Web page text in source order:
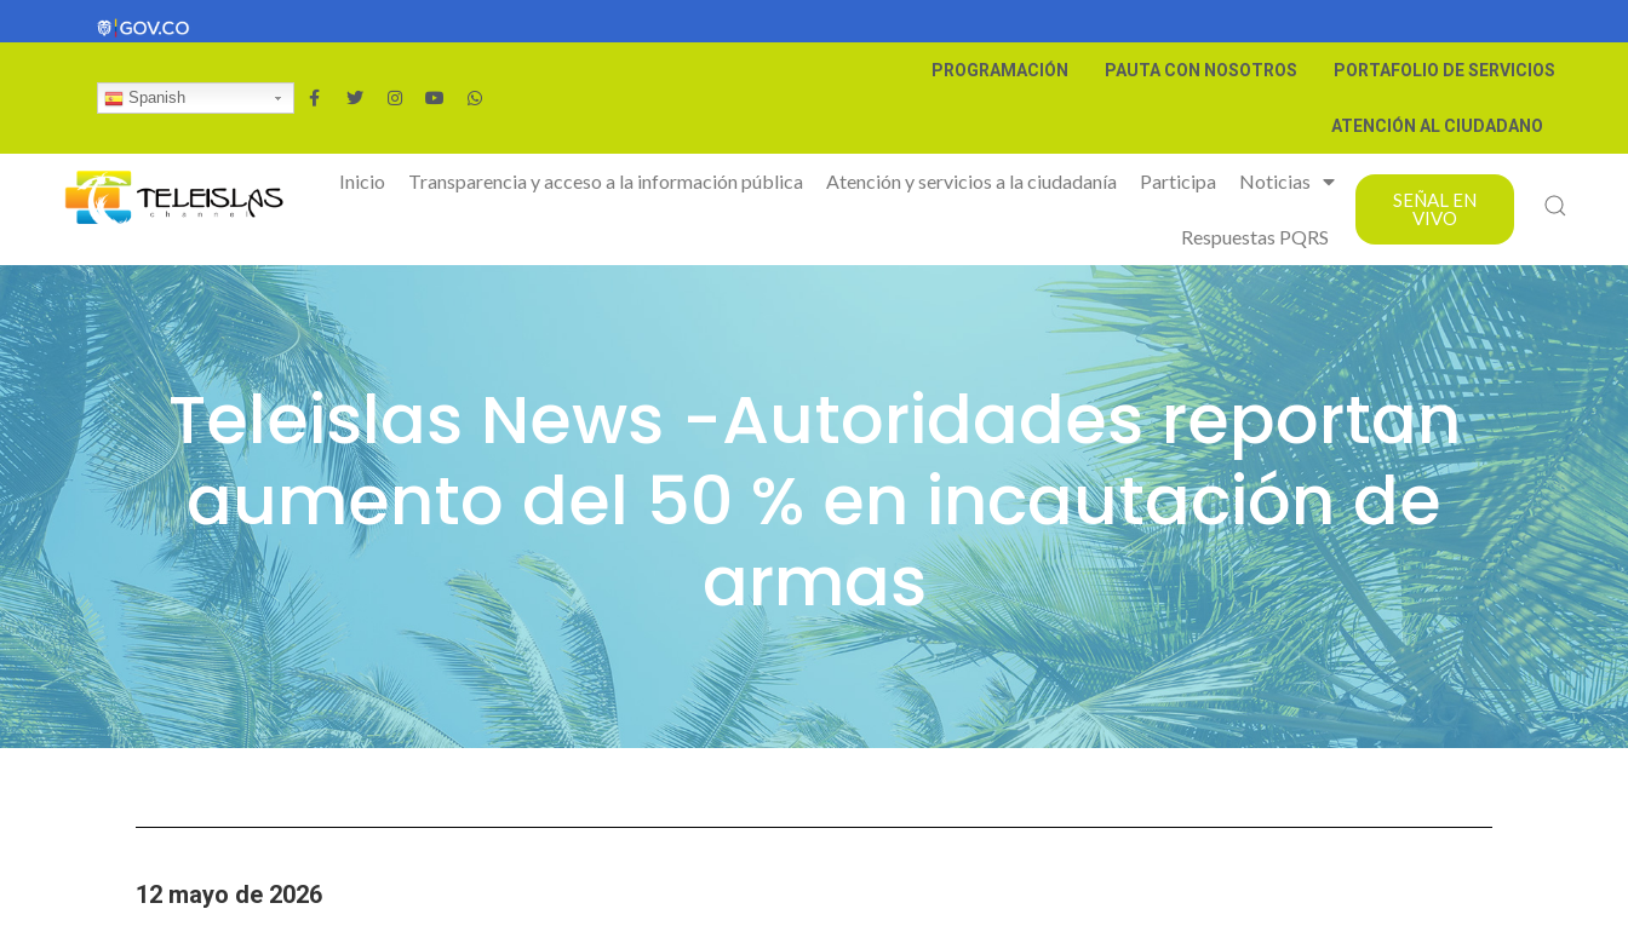
Spanish
PROGRAMACIÓN PAUTA CON NOSOTROS PORTAFOLIO DE SERVICIOS
ATENCIÓN AL CIUDADANO
Inicio Transparencia y acceso a la información pública Atención y servicios a la ciudadanía Participa Noticias
Respuestas PQRS
SEÑAL EN
VIVO
Teleislas News -Autoridades reportan
aumento del 50 % en incautación de
armas
12 mayo de 2026